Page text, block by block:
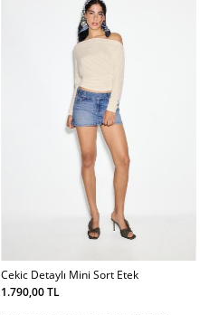
Cekic Detaylı Mini Sort Etek
1.790,00 TL